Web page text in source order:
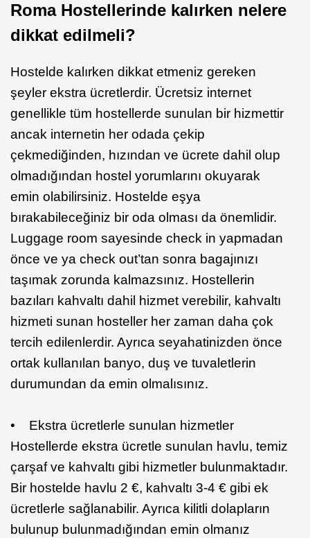
Roma Hostellerinde kalırken nelere
dikkat edilmeli?
Hostelde kalırken dikkat etmeniz gereken
şeyler ekstra ücretlerdir. Ücretsiz internet
genellikle tüm hostellerde sunulan bir hizmettir
ancak internetin her odada çekip
çekmediğinden, hızından ve ücrete dahil olup
olmadığından hostel yorumlarını okuyarak
emin olabilirsiniz. Hostelde eşya
bırakabileceğiniz bir oda olması da önemlidir.
Luggage room sayesinde check in yapmadan
önce ve ya check out’tan sonra bagajınızı
taşımak zorunda kalmazsınız. Hostellerin
bazıları kahvaltı dahil hizmet verebilir, kahvaltı
hizmeti sunan hosteller her zaman daha çok
tercih edilenlerdir. Ayrıca seyahatinizden önce
ortak kullanılan banyo, duş ve tuvaletlerin
durumundan da emin olmalısınız.
• Ekstra ücretlerle sunulan hizmetler
Hostellerde ekstra ücretle sunulan havlu, temiz
çarşaf ve kahvaltı gibi hizmetler bulunmaktadır.
Bir hostelde havlu 2 €, kahvaltı 3-4 € gibi ek
ücretlerle sağlanabilir. Ayrıca kilitli dolapların
bulunup bulunmadığından emin olmanız